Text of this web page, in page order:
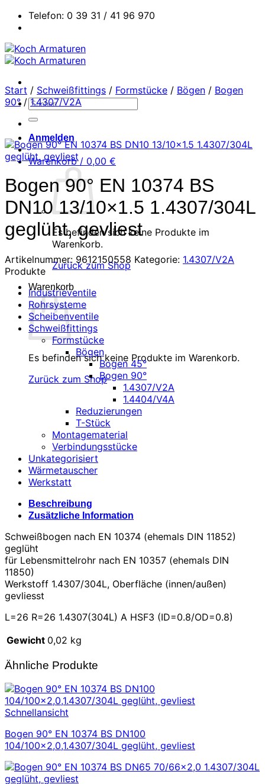
Zum
Inhalt
Telefon: 0 39 31 / 41 96 970
Suchen
Anmelden
Warenkorb / 0,00 €
Es befinden sich keine Produkte im
Warenkorb.
Zurück zum Shop
Warenkorb
Es befinden sich keine Produkte im Warenkorb.
Zurück zum Shop
Start / Schweißfittings / Formstücke / Bögen / Bogen
90° / 1.4307/V2A
Bogen 90° EN 10374 BS
DN10 13/10×1.5 1.4307/304L
geglüht, gevliest
Artikelnummer: 9612150558 Kategorie: 1.4307/V2A
Produkte
Industrieventile
Rohrsysteme
Scheibenventile
Schweißfittings
Formstücke
Bögen
Bogen 45°
Bogen 90°
1.4307/V2A
1.4404/V4A
Reduzierungen
T-Stück
Montagematerial
Verbindungsstücke
Unkategorisiert
Wärmetauscher
Werkstatt
Beschreibung
Zusätzliche Information
Schweißbogen nach EN 10374 (ehemals DIN 11852)
geglüht
für Lebensmittelrohr nach EN 10357 (ehemals DIN
11850)
Werkstoff 1.4307/304L, Oberfläche (innen/außen)
gevliesst
L=26 R=26 1.4307(304L) A HSF3 (ID=0.8/OD=0.8)
Gewicht 0,02 kg
Ähnliche Produkte
Schnellansicht
Bogen 90° EN 10374 BS DN100
104/100×2,0,1.4307/304L geglüht, gevliest